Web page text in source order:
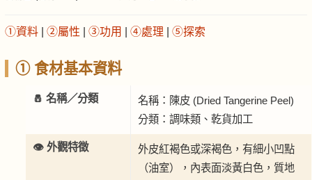
①資料 ②屬性 ③功用 ④處理 ⑤探索
① 食材基本資料
🧂 名稱／分類
名稱：陳皮 (Dried Tangerine Peel)
分類：調味類、乾貨加工
👁️ 外觀特徵
外皮紅褐色或深褐色，有細小凹點
（油室），內表面淡黃白色，質地